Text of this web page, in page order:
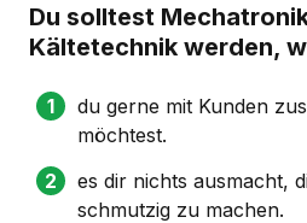
Du solltest
Kältetechnik werden,
du gerne mit Kunden
möchtest.
es dir nichts ausmacht,
schmutzig zu machen.